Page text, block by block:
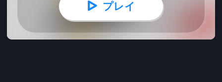
プレイ
スティックジェットチャレンジ